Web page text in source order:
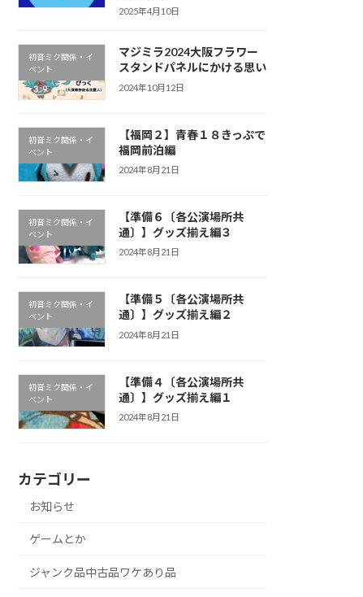
2025年4月10日
初音ミク関係・イ
ベント
マジミラ2024大阪フラワー
スタンドパネルにかける思い
2024年10月12日
初音ミク関係・イ
ベント
【福岡２】青春１８きっぷで
福岡前泊編
2024年8月21日
初音ミク関係・イ
ベント
【準備６〔各公演場所共
通〕】グッズ揃え編３
2024年8月21日
初音ミク関係・イ
ベント
【準備５〔各公演場所共
通〕】グッズ揃え編２
2024年8月21日
初音ミク関係・イ
ベント
【準備４〔各公演場所共
通〕】グッズ揃え編１
2024年8月21日
カテゴリー
お知らせ
ゲームとか
ジャンク品中古品ワケあり品